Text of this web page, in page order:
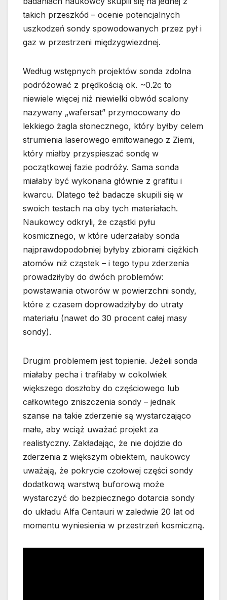
takich przeszkód – ocenie potencjalnych
uszkodzeń sondy spowodowanych przez pył i
gaz w przestrzeni międzygwiezdnej.
Według wstępnych projektów sonda zdolna
podróżować z prędkością ok. ~0.2c to
niewiele więcej niż niewielki obwód scalony
nazywany „wafersat” przymocowany do
lekkiego żagla słonecznego, który byłby celem
strumienia laserowego emitowanego z Ziemi,
który miałby przyspieszać sondę w
początkowej fazie podróży. Sama sonda
miałaby być wykonana głównie z grafitu i
kwarcu. Dlatego też badacze skupili się w
swoich testach na oby tych materiałach.
Naukowcy odkryli, że cząstki pyłu
kosmicznego, w które uderzałaby sonda
najprawdopodobniej byłyby zbiorami ciężkich
atomów niż cząstek – i tego typu zderzenia
prowadziłyby do dwóch problemów:
powstawania otworów w powierzchni sondy,
które z czasem doprowadziłyby do utraty
materiału (nawet do 30 procent całej masy
sondy).
Drugim problemem jest topienie. Jeżeli sonda
miałaby pecha i trafiłaby w cokolwiek
większego doszłoby do częściowego lub
całkowitego zniszczenia sondy – jednak
szanse na takie zderzenie są wystarczająco
małe, aby wciąż uważać projekt za
realistyczny. Zakładając, że nie dojdzie do
zderzenia z większym obiektem, naukowcy
uważają, że pokrycie czołowej części sondy
dodatkową warstwą buforową może
wystarczyć do bezpiecznego dotarcia sondy
do układu Alfa Centauri w zaledwie 20 lat od
momentu wyniesienia w przestrzeń kosmiczną.